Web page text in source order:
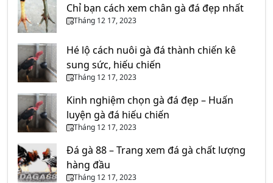
Chỉ bạn cách xem chân gà đá đẹp nhất
Tháng 12 17, 2023
Hé lộ cách nuôi gà đá thành chiến kê
sung sức, hiếu chiến
Tháng 12 17, 2023
Kinh nghiệm chọn gà đá đẹp – Huấn
luyện gà đá hiếu chiến
Tháng 12 17, 2023
Đá gà 88 – Trang xem đá gà chất lượng
hàng đầu
Tháng 12 17, 2023